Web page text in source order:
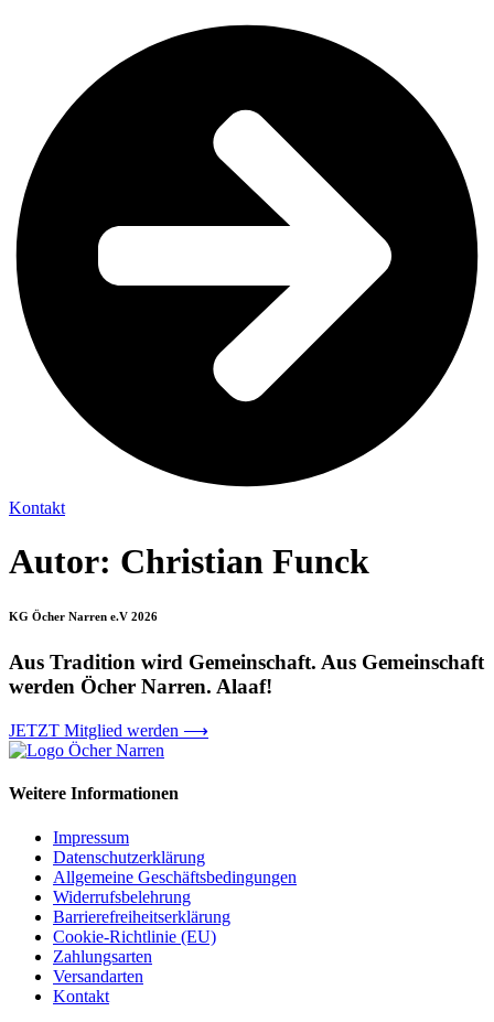
Kontakt
Autor: Christian Funck
KG Öcher Narren e.V 2026
Aus Tradition wird Gemeinschaft. Aus Gemeinschaft
werden Öcher Narren. Alaaf!
JETZT Mitglied werden ⟶
Weitere Informationen
Impressum
Datenschutzerklärung
Allgemeine Geschäftsbedingungen
Widerrufsbelehrung
Barrierefreiheitserklärung
Cookie-Richtlinie (EU)
Zahlungsarten
Versandarten
Kontakt